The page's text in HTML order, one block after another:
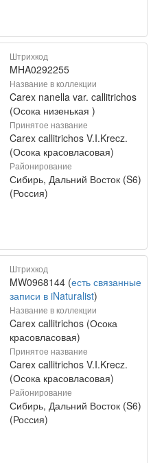
Штрихкод
MHA0292255
Название в коллекции
Carex nanella var. callitrichos
(Осока низенькая )
Принятое название
Carex callitrichos V.I.Krecz.
(Осока красовласовая)
Районирование
Сибирь, Дальний Восток (S6)
(Россия)
Штрихкод
MW0968144 (есть связанные
записи в iNaturalist)
Название в коллекции
Carex callitrichos (Осока
красовласовая)
Принятое название
Carex callitrichos V.I.Krecz.
(Осока красовласовая)
Районирование
Сибирь, Дальний Восток (S6)
(Россия)